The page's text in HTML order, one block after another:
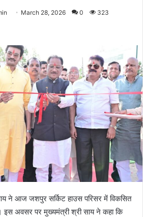
March 28, 2026 0 323
ने आज जशपुर सर्किट हाउस परिसर में विकसित
इस अवसर पर मुख्यमंत्री श्री साय ने कहा कि